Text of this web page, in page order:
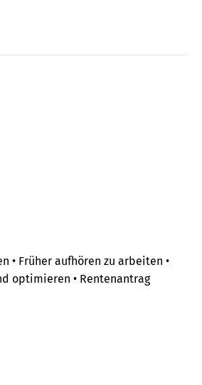
• Früher aufhören zu arbeiten •
optimieren • Rentenantrag